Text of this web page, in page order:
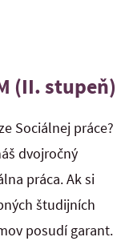
(II. stupeň)
Sociálnej práce?
dvojročný
práca. Ak si
študijních
posudí garant.